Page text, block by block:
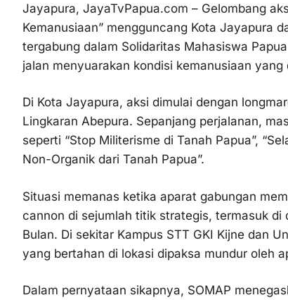
Jayapura, JayaTvPapua.com – Gelombang
Kemanusiaan” mengguncang Kota Jayapura
tergabung dalam Solidaritas Mahasiswa
jalan menyuarakan kondisi kemanusiaan
Di Kota Jayapura, aksi dimulai dengan
Lingkaran Abepura. Sepanjang perjalanan,
seperti “Stop Militerisme di Tanah Papua”,
Non-Organik dari Tanah Papua”.
Situasi memanas ketika aparat gabungan
cannon di sejumlah titik strategis, termasuk di
Bulan. Di sekitar Kampus STT GKI Kijne dan
yang bertahan di lokasi dipaksa mundur oleh
Dalam pernyataan sikapnya, SOMAP